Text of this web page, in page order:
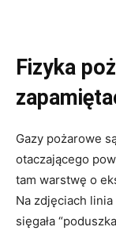
Fizyka
Gazy pożarowe
otaczającego
tam warstwę o